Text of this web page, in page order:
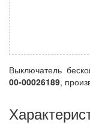
Выключатель
00-00026189,